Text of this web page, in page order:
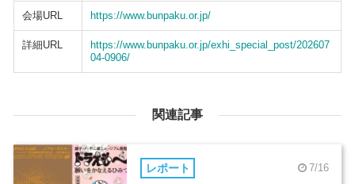
会場URL https://www.bunpaku.or.jp/
詳細URL
https://www.bunpaku.or.jp/exhi_special_post/202607
04-0906/
関連記事
レポート 7/16